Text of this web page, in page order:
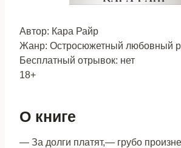
Автор: Кара Райр
Жанр: Остросюжетный любовный
Бесплатный отрывок: нет
18+
О книге
— За долги платят,— грубо